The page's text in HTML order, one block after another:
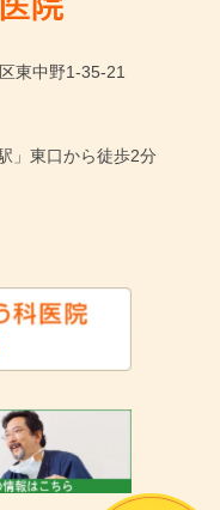
東中野1-35-21
」東口から徒歩2分